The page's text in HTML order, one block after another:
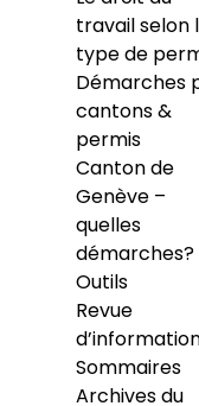
travail selon
type de
Démarches
cantons &
permis
Canton de
Genève –
quelles
démarches?
Outils
Revue
Sommaires
Archives du